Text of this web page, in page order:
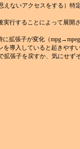
えないアクセスをする）
実行することによって展
拡張子が変化（
導入していると起きやすい
張子を戻すか、気にせず